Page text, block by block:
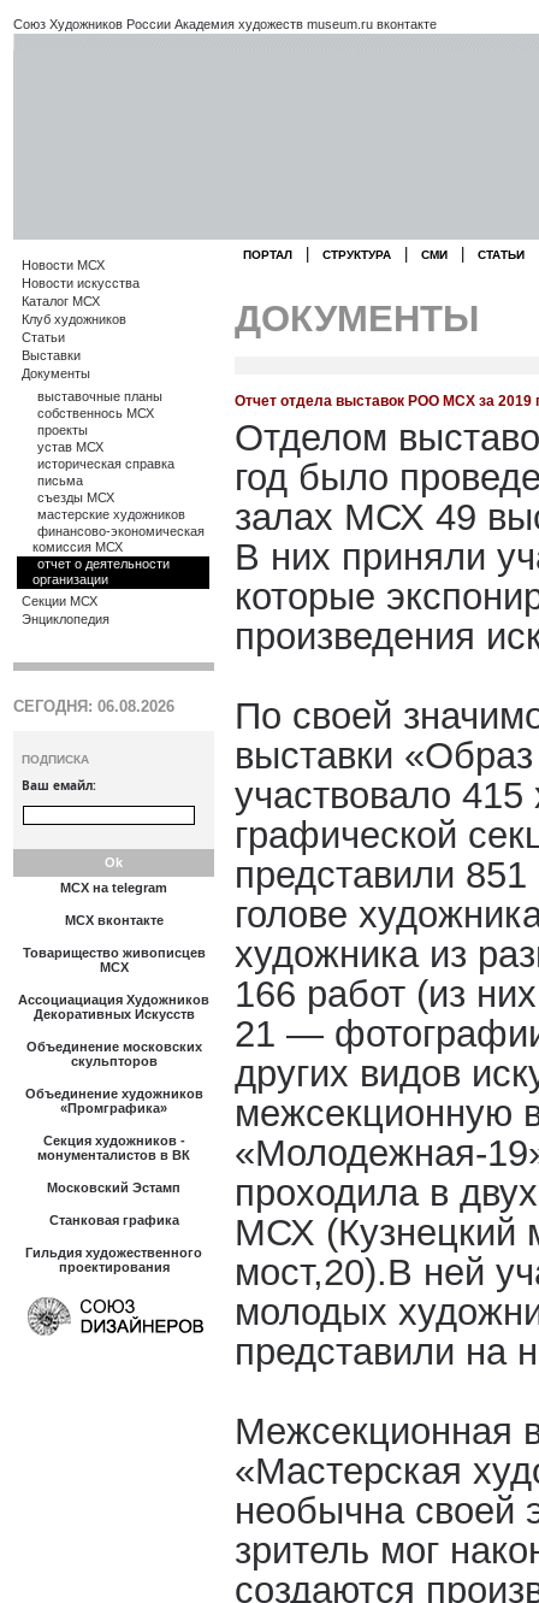
Союз Художников России Академия художеств museum.ru вконтакте
Новости МСХ
Новости искусства
Каталог МСХ
Клуб художников
Статьи
Выставки
Документы
выставочные планы
собственнось МСХ
проекты
устав МСХ
историческая справка
письма
съезды МСХ
мастерские художников
финансово-экономическая
комиссия МСХ
oтчет о деятельности
организации
Секции МСХ
Энциклопедия
СЕГОДНЯ: 06.08.2026
ПОДПИСКА
Ваш емайл:
МСХ на telegram
МСХ вконтакте
Товарищество живописцев
МСХ
Ассоциациация Художников
Декоративных Искусств
Объединение московских
скульпторов
Объединение художников
«Промграфика»
Секция художников -
монументалистов в ВК
Московский Эстамп
Станковая графика
Гильдия художественного
проектирования
ПОРТАЛ СТРУКТУРА СМИ СТАТЬИ
ДОКУМЕНТЫ
Отчет отдела выставок РОО МСХ за 2019
Отделом
год было
залах МСХ 49
В них приняли
которые
произведения
По своей
выставки
участвовало 415
графической
представили
голове
художника из
166 работ (из
21 —
других видов
межсекционную
«Молодежная-
проходила в
МСХ (Кузнецкий
мост,20).В ней
молодых
представили на
Межсекционная
«Мастерская
необычна своей
зритель мог
создаются